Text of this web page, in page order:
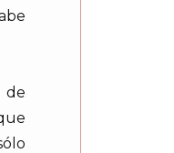
de